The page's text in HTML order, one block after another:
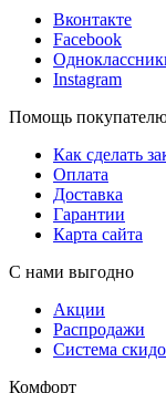
Вконтакте
Facebook
Instagram
Помощь
Как сделать
Оплата
Доставка
Гарантии
Карта сайта
С нами выгодно
Акции
Распродажи
Система
Комфорт